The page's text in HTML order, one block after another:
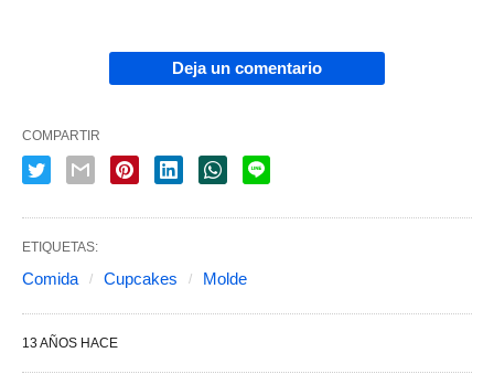
Deja un comentario
COMPARTIR
ETIQUETAS:
Comida Cupcakes Molde
13 AÑOS HACE